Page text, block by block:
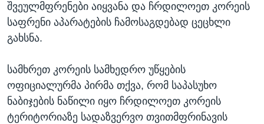
შვეულმფრენები აიყვანა და ჩრდილოეთ კორეის
საფრენი აპარატების ჩამოსაგდებად ცეცხლი
გახსნა.
სამხრეთ კორეის სამხედრო უწყების
ოფიციალურმა პირმა თქვა, რომ საპასუხო
ნაბიჯების ნაწილი იყო ჩრდილოეთ კორეის
ტერიტორიაზე სადაზვერვო თვითმფრინავის